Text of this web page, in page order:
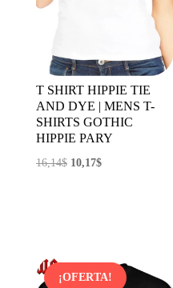
T SHIRT HIPPIE TIE
AND DYE | MENS T-
SHIRTS GOTHIC
HIPPIE PARY
16,14$ El
10,17$El
¡OFERTA!